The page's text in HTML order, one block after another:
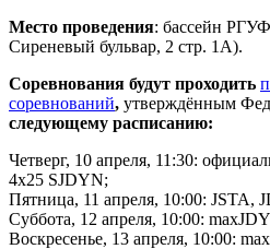
Место проведения: бассейн
Сиреневый бульвар, 2 стр. 1А).
Соревнования будут проходить
соревнований, утверждённым
следующему расписанию:
Четверг, 10 апреля, 11:30:
4х25 SJDYN;
Пятница, 11 апреля, 10:00: JSTA,
Суббота, 12 апреля, 10:00:
Воскресенье, 13 апреля, 10:00: